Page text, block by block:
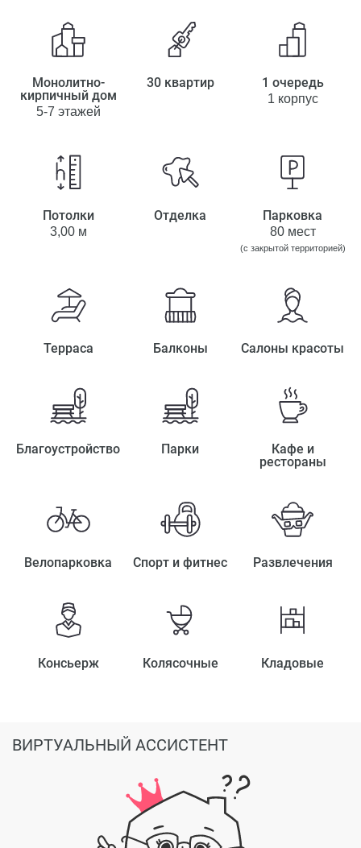
Монолитно-
кирпичный дом
5-7 этажей
30 квартир 1 очередь
1 корпус
Потолки
3,00 м
Отделка Парковка
80 мест
(с закрытой территорией)
Терраса Балконы Салоны красоты
Благоустройство Парки
Кафе и
рестораны
Велопарковка Спорт и фитнес Развлечения
Консьерж Колясочные Кладовые
ВИРТУАЛЬНЫЙ АССИСТЕНТ